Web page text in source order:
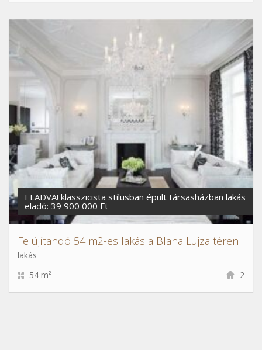
ELADVA! klasszicista stílusban épült társasházban lakás
eladó: 39 900 000 Ft
Felújítandó 54 m2-es lakás a Blaha Lujza téren
lakás
54 m²
2